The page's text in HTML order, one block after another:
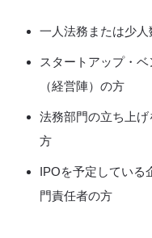
一人法務または少
スタートアップ・
（経営陣）の方
法務部門の立ち上
方
IPOを予定している
門責任者の方